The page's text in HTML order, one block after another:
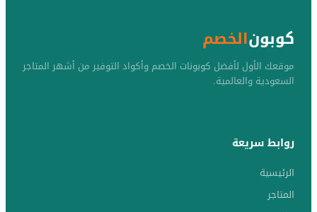
كوبونالخصم
موقعك الأول لأفضل كوبونات الخصم وأكواد التوفير من أشهر المتاجر
السعودية والعالمية.
روابط سريعة
الرئيسية
المتاجر